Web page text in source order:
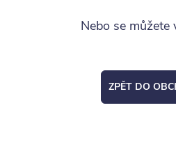
Nebo se můžete
ZPĚT DO